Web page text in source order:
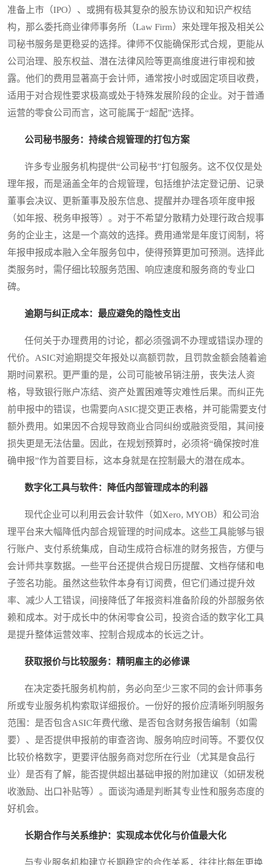
准备上市（IPO）、或拥有极其复杂的股东协议和知识产权结
构，那么委托商业律师事务所（Law Firm）来处理年报及相关公
司秘书服务是更稳妥的选择。律师不仅能确保形式合规，更能从
公司治理、股东权益、潜在法律风险等更高维度进行审视和披
露。他们的费用显著高于会计师，通常按小时或固定项目收费，
适用于对合规性要求极高或处于特殊发展阶段的企业。对于普通
运营的零食公司而言，这可能属于“超配”选择。
公司秘书服务：持续合规管理的打包方案
许多专业服务机构提供“公司秘书”打包服务。这不仅仅是处
理年报，而是涵盖全年的合规管理，包括维护法定登记册、记录
董事会决议、更新董事及股东信息、提醒并办理各项年度申报
（如年报、税务申报等）。对于不希望分散精力处理行政合规事
务的企业主，这是一个高效的选择。费用通常是年度订阅制，将
年报申报成本融入全年服务包中，使得预算更加可预测。选择此
类服务时，需仔细比较服务范围、响应速度和服务商的专业口
碑。
逾期与纠正成本：最应避免的隐性支出
任何关于办理费用的讨论，都必须强调不办理或错误办理的
代价。ASIC对逾期提交年报处以高额罚款，且罚款金额会随着逾
期时间累积。更严重的是，公司可能被吊销注册，丧失法人资
格，导致银行账户冻结、资产处置困难等灾难性后果。而纠正先
前申报中的错误，也需要向ASIC提交更正表格，并可能需要支付
额外费用。如果因不合规导致商业合同纠纷或融资受阻，其间接
损失更是无法估量。因此，在规划预算时，必须将“确保按时准
确申报”作为首要目标，这本身就是在控制最大的潜在成本。
数字化工具与软件：降低内部管理成本的利器
现代企业可以利用云会计软件（如Xero, MYOB）和公司治
理平台来大幅降低内部合规管理的时间成本。这些工具能够与银
行账户、支付系统集成，自动生成符合标准的财务报告，方便与
会计师共享数据。一些平台还提供合规日历提醒、文档存储和电
子签名功能。虽然这些软件本身有订阅费，但它们通过提升效
率、减少人工错误，间接降低了年报资料准备阶段的外部服务依
赖和成本。对于成长中的休闲零食公司，投资合适的数字化工具
是提升整体运营效率、控制合规成本的长远之计。
获取报价与比较服务：精明雇主的必修课
在决定委托服务机构前，务必向至少三家不同的会计师事务
所或专业服务机构索取详细报价。一份好的报价应清晰列明服务
范围：是否包含ASIC年费代缴、是否包含财务报告编制（如需
要）、是否提供申报前的审查咨询、服务响应时间等。不要仅仅
比较价格数字，更要评估服务商对您所在行业（尤其是食品行
业）是否有了解，能否提供超出基础申报的附加建议（如研发税
收激励、出口补贴等）。面谈沟通是判断其专业性和服务态度的
好机会。
长期合作与关系维护：实现成本优化与价值最大化
与专业服务机构建立长期稳定的合作关系，往往比每年更换